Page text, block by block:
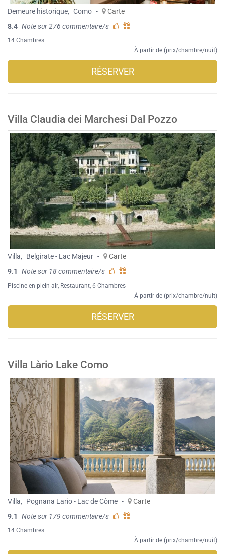
Demeure historique, Como -
Carte
8.4 Note sur 276 commentaire/s
14 Chambres
À partir de (prix/chambre/nuit)
RÉSERVER
Villa Claudia dei Marchesi Dal Pozzo
Villa, Belgirate - Lac Majeur -
Carte
9.1
Note sur 18 commentaire/s
Piscine en plein air, Restaurant , 6 Chambres
À partir de (prix/chambre/nuit)
RÉSERVER
Villa Làrio Lake Como
Villa, Pognana Lario - Lac de Côme -
Carte
9.1
Note sur 179 commentaire/s
14 Chambres
À partir de (prix/chambre/nuit)